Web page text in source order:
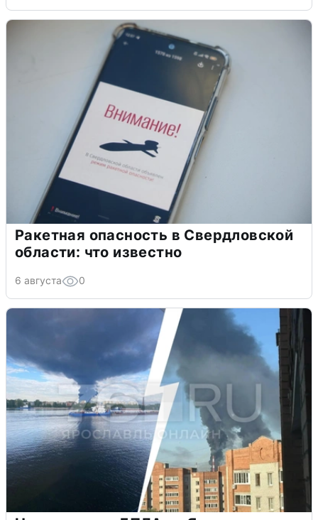
Ракетная опасность в Свердловской
области: что известно
6 августа 0